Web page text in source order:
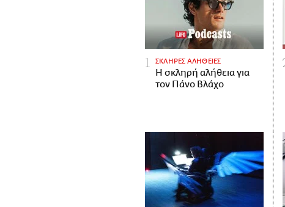
ΣΚΛΗΡΕΣ ΑΛΗΘΕΙΕΣ
H σκληρή αλήθεια για
τον Πάνο Βλάχο